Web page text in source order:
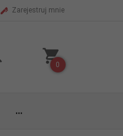
Zarejestruj mnie
0
...